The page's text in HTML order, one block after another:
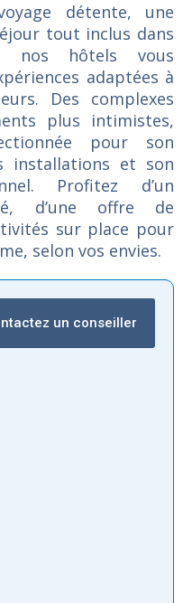
détente, une
tout inclus dans
nos hôtelsvous
adaptées à
Des complexes
plus intimistes,
pour son
installations et son
Profitez d’un
d’une offre de
sur place pour
selon vos envies.
un conseiller